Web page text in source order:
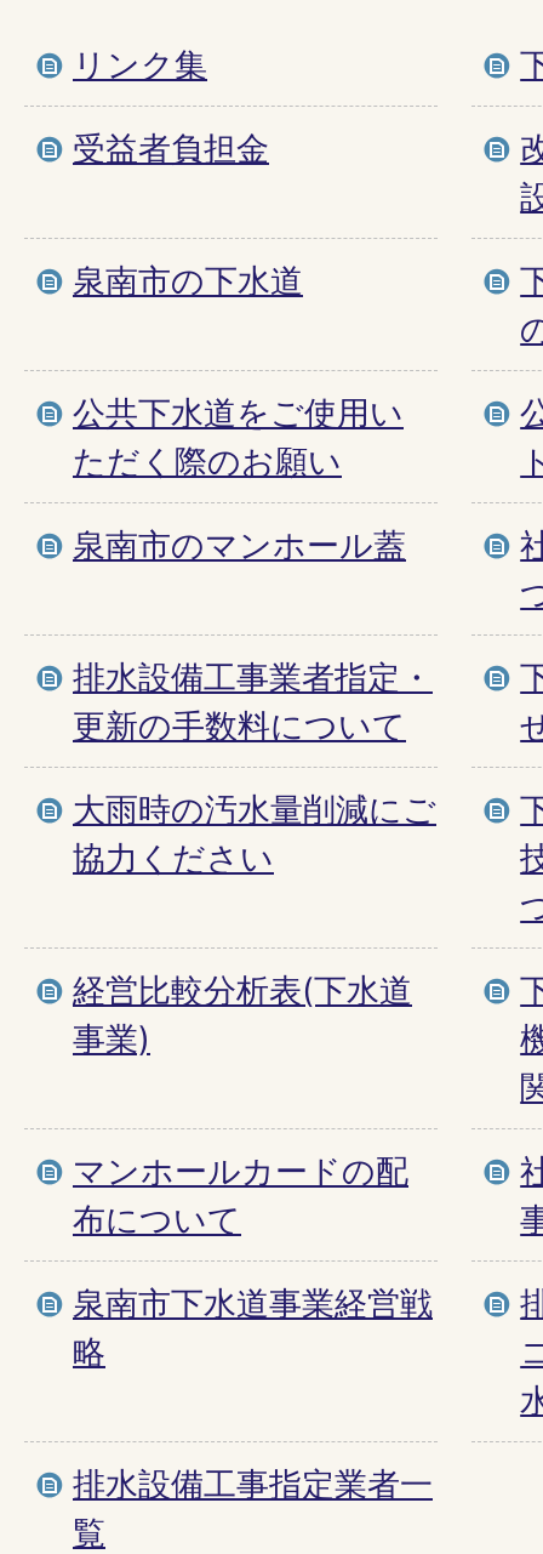
リンク集
受益者負担金
泉南市の下水道
公共下水道をご使用い
ただく際のお願い
泉南市のマンホール蓋
排水設備工事業者指定・
更新の手数料について
大雨時の汚水量削減にご
協力ください
経営比較分析表(下水道
事業)
マンホールカードの配
布について
泉南市下水道事業経営戦
略
排水設備工事指定業者一
覧